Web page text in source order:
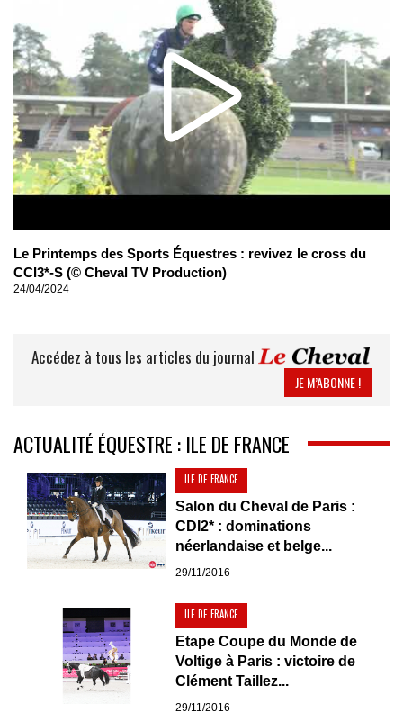
Le Printemps des Sports Équestres : revivez le cross du
CCI3*-S (© Cheval TV Production)
24/04/2024
Accédez à tous les articles du journal
JE M’ABONNE !
ACTUALITÉ ÉQUESTRE : ILE DE FRANCE
ILE DE FRANCE
Salon du Cheval de Paris :
CDI2* : dominations
néerlandaise et belge...
29/11/2016
ILE DE FRANCE
Etape Coupe du Monde de
Voltige à Paris : victoire de
Clément Taillez...
29/11/2016